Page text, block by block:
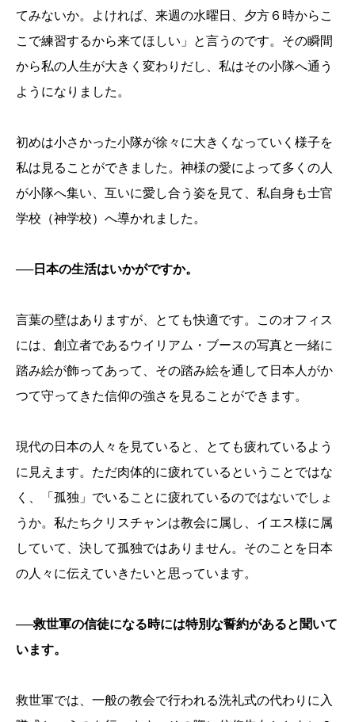
てみないか。よければ、来週の水曜日、夕方６時からこ
こで練習するから来てほしい」と言うのです。その瞬間
から私の人生が大きく変わりだし、私はその小隊へ通う
ようになりました。
初めは小さかった小隊が徐々に大きくなっていく様子を
私は見ることができました。神様の愛によって多くの人
が小隊へ集い、互いに愛し合う姿を見て、私自身も士官
学校（神学校）へ導かれました。
──日本の生活はいかがですか。
言葉の壁はありますが、とても快適です。このオフィス
には、創立者であるウイリアム・ブースの写真と一緒に
踏み絵が飾ってあって、その踏み絵を通して日本人がか
つて守ってきた信仰の強さを見ることができます。
現代の日本の人々を見ていると、とても疲れているよう
に見えます。ただ肉体的に疲れているということではな
く、「孤独」でいることに疲れているのではないでしょ
うか。私たちクリスチャンは教会に属し、イエス様に属
していて、決して孤独ではありません。そのことを日本
の人々に伝えていきたいと思っています。
──救世軍の信徒になる時には特別な誓約があると聞いて
います。
救世軍では、一般の教会で行われる洗礼式の代わりに入